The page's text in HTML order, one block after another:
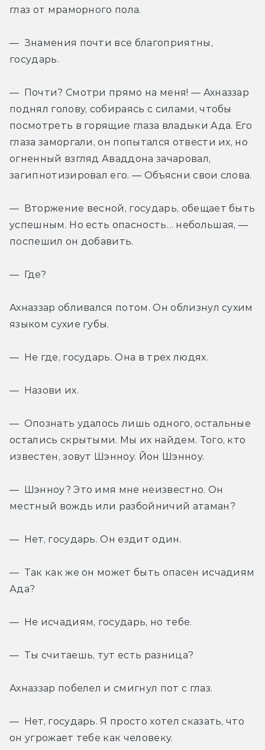
глаз от мраморного пола.
— Знамения почти все благоприятны,
государь.
— Почти? Смотри прямо на меня! — Ахназзар
поднял голову, собираясь с силами, чтобы
посмотреть в горящие глаза владыки Ада. Его
глаза заморгали, он попытался отвести их, но
огненный взгляд Аваддона зачаровал,
загипнотизировал его. — Объясни свои слова.
— Вторжение весной, государь, обещает быть
успешным. Но есть опасность… небольшая, —
поспешил он добавить.
— Где?
Ахназзар обливался потом. Он облизнул сухим
языком сухие губы.
— Не где, государь. Она в трех людях.
— Назови их.
— Опознать удалось лишь одного, остальные
остались скрытыми. Мы их найдем. Того, кто
известен, зовут Шэнноу. Йон Шэнноу.
— Шэнноу? Это имя мне неизвестно. Он
местный вождь или разбойничий атаман?
— Нет, государь. Он ездит один.
— Так как же он может быть опасен исчадиям
Ада?
— Не исчадиям, государь, но тебе.
— Ты считаешь, тут есть разница?
Ахназзар побелел и смигнул пот с глаз.
— Нет, государь. Я просто хотел сказать, что
он угрожает тебе как человеку.